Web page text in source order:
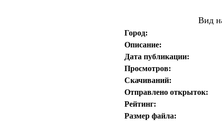
Вид
Город:
Описание:
Дата публикации:
Просмотров:
Скачиваний:
Отправлено открыток:
Рейтинг:
Размер файла: